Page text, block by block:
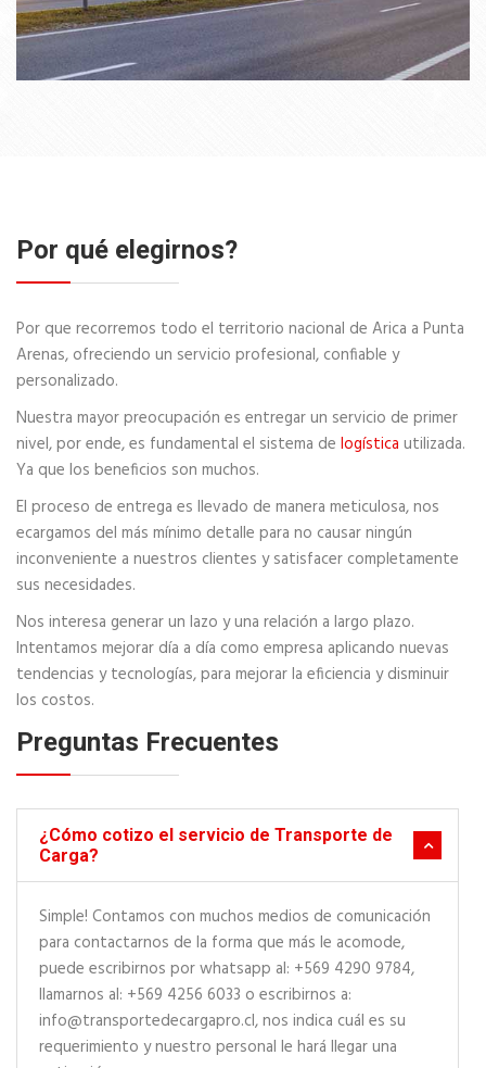
Por qué elegirnos?
Por que recorremos todo el territorio nacional de Arica a Punta
Arenas, ofreciendo un servicio profesional, confiable y
personalizado.
Nuestra mayor preocupación es entregar un servicio de primer
nivel, por ende, es fundamental el sistema de logística utilizada.
Ya que los beneficios son muchos.
El proceso de entrega es llevado de manera meticulosa, nos
ecargamos del más mínimo detalle para no causar ningún
inconveniente a nuestros clientes y satisfacer completamente
sus necesidades.
Nos interesa generar un lazo y una relación a largo plazo.
Intentamos mejorar día a día como empresa aplicando nuevas
tendencias y tecnologías, para mejorar la eficiencia y disminuir
los costos.
Preguntas Frecuentes
¿Cómo cotizo el servicio de Transporte de
Carga?
Simple! Contamos con muchos medios de comunicación
para contactarnos de la forma que más le acomode,
puede escribirnos por whatsapp al: +569 4290 9784,
llamarnos al: +569 4256 6033 o escribirnos a:
info@transportedecargapro.cl, nos indica cuál es su
requerimiento y nuestro personal le hará llegar una